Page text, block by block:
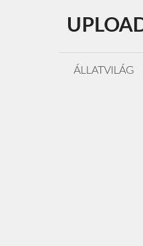
tartalomba
ÁLLATVILÁG